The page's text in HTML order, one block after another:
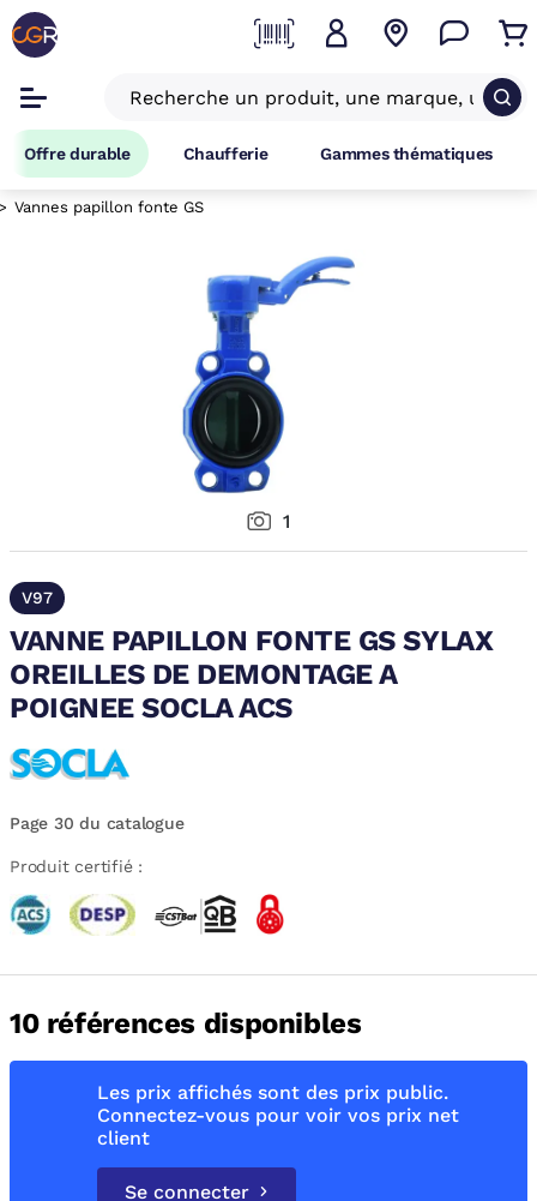
Offre durable Chaufferie Gammes thématiques
Vannes papillon fonte GS
1
V97
VANNE PAPILLON FONTE GS SYLAX
OREILLES DE DEMONTAGE A
POIGNEE SOCLA ACS
Page 30 du catalogue
Produit certifié :
10 références disponibles
Les prix affichés sont des prix public.
Connectez-vous pour voir vos prix net
client
Se connecter